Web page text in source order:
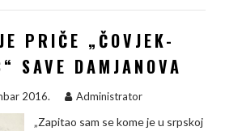
e
d
L
i
n
e
PRIČE „ČOVJEK-
SAVE DAMJANOVA
2016. Administrator
„Zapitao sam se kome je u srpskoj